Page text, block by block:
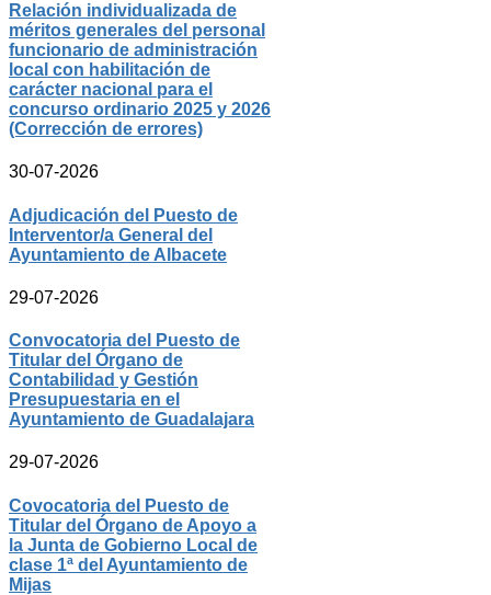
Relación individualizada de
méritos generales del personal
funcionario de administración
local con habilitación de
carácter nacional para el
concurso ordinario 2025 y 2026
(Corrección de errores)
30-07-2026
Adjudicación del Puesto de
Interventor/a General del
Ayuntamiento de Albacete
29-07-2026
Convocatoria del Puesto de
Titular del Órgano de
Contabilidad y Gestión
Presupuestaria en el
Ayuntamiento de Guadalajara
29-07-2026
Covocatoria del Puesto de
Titular del Órgano de Apoyo a
la Junta de Gobierno Local de
clase 1ª del Ayuntamiento de
Mijas